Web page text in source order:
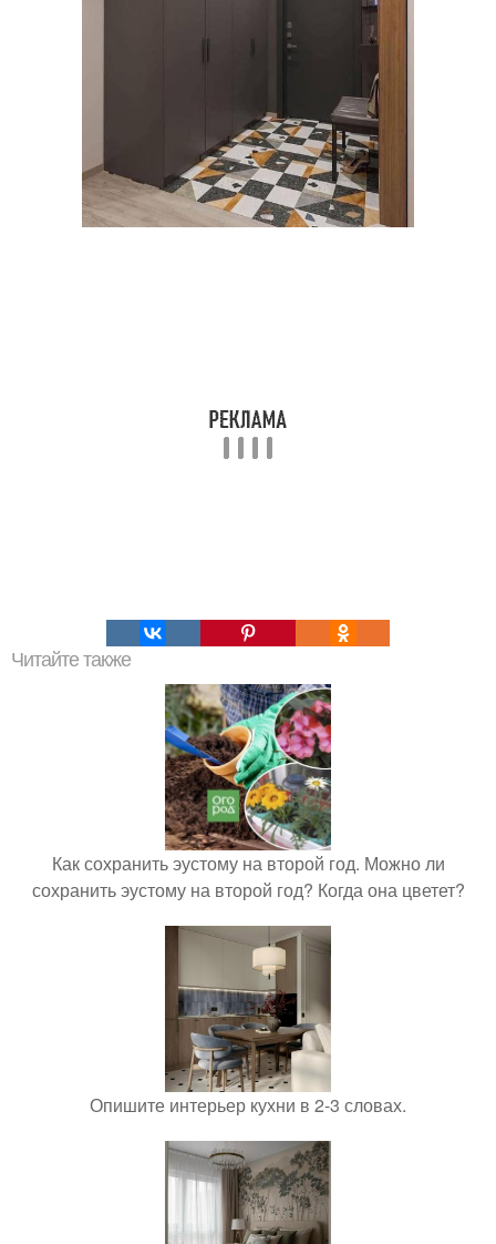
Читайте также
Как сохранить эустому на второй год. Можно ли
сохранить эустому на второй год? Когда она цветет?
Опишите интерьер кухни в 2-3 словах.